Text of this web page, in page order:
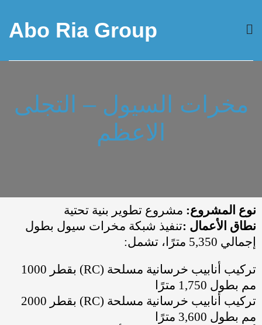
Abo Ria Group
مخرات السيول – التجلى
الاعظم
نوع المشروع: مشروع تطوير بنية تحتية
نطاق الأعمال :تنفيذ شبكة مخرات سيول بطول
إجمالي 5,350 مترًا، تشمل
:
تركيب أنابيب خرسانية مسلحة (RC)
بقطر 1000
مم بطول 1,750 مترًا
تركيب أنابيب خرسانية مسلحة (RC)
بقطر 2000
مم بطول 3,600 مترًا